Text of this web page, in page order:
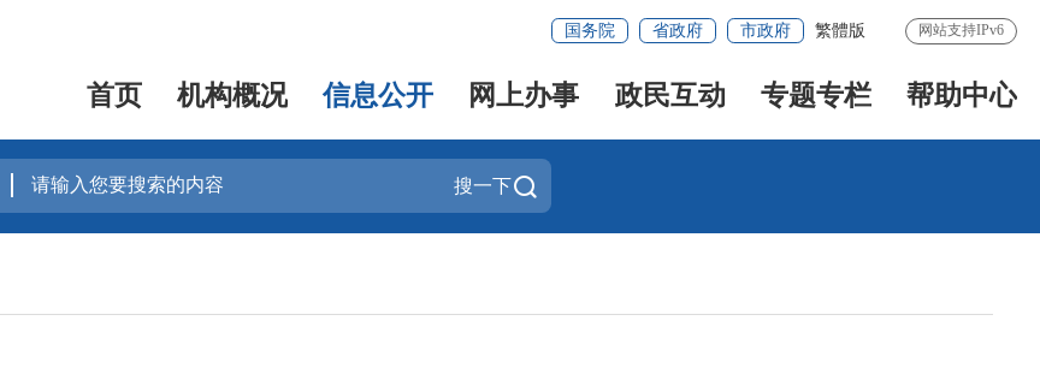
国务院 省政府 市政府 繁體版 网站支持IPv6
首页 机构概况 信息公开 网上办事 政民互动 专题专栏 帮助中心
搜一下